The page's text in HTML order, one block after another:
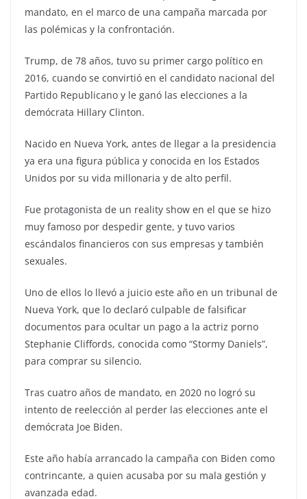
mandato, en el marco de una campaña marcada por
las polémicas y la confrontación.
Trump, de 78 años, tuvo su primer cargo político en
2016, cuando se convirtió en el candidato nacional del
Partido Republicano y le ganó las elecciones a la
demócrata Hillary Clinton.
Nacido en Nueva York, antes de llegar a la presidencia
ya era una figura pública y conocida en los Estados
Unidos por su vida millonaria y de alto perfil.
Fue protagonista de un reality show en el que se hizo
muy famoso por despedir gente, y tuvo varios
escándalos financieros con sus empresas y también
sexuales.
Uno de ellos lo llevó a juicio este año en un tribunal de
Nueva York, que lo declaró culpable de falsificar
documentos para ocultar un pago a la actriz porno
Stephanie Cliffords, conocida como “Stormy Daniels”,
para comprar su silencio.
Tras cuatro años de mandato, en 2020 no logró su
intento de reelección al perder las elecciones ante el
demócrata Joe Biden.
Este año había arrancado la campaña con Biden como
contrincante, a quien acusaba por su mala gestión y
avanzada edad.